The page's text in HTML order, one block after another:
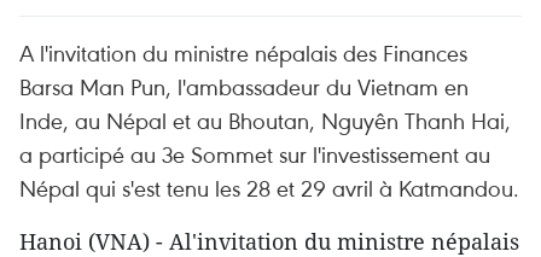
A l'invitation du ministre népalais des Finances
Barsa Man Pun, l'ambassadeur du Vietnam en
Inde, au Népal et au Bhoutan, Nguyên Thanh Hai,
a participé au 3e Sommet sur l'investissement au
Népal qui s'est tenu les 28 et 29 avril à Katmandou.
Hanoi (VNA) - Al'invitation du ministre népalais